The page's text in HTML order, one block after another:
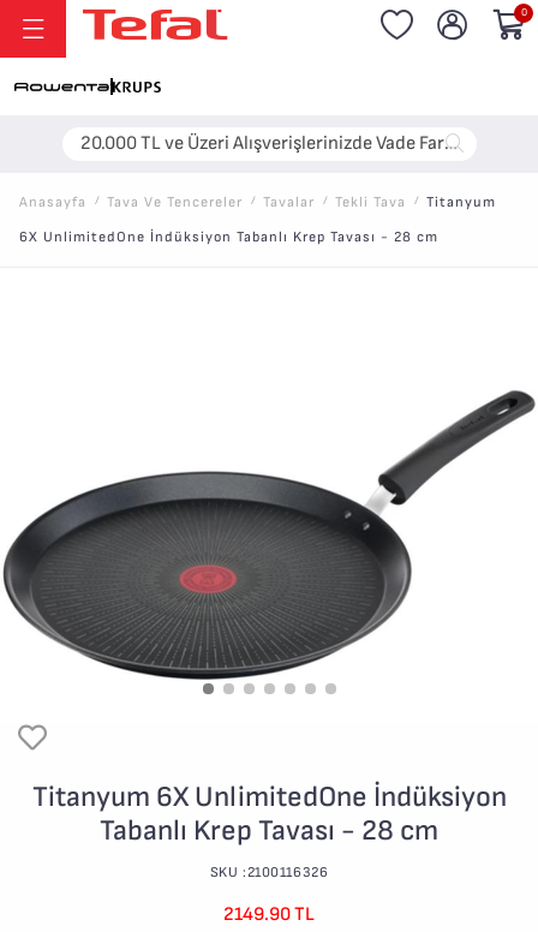
20.000 TL ve Üzeri Alışverişlerinizde Vade Farksız 6 Taksit!
0
Anasayfa / Tava Ve Tencereler / Tavalar / Tekli Tava / Titanyum
6X UnlimitedOne İndüksiyon Tabanlı Krep Tavası - 28 cm
Titanyum 6X UnlimitedOne İndüksiyon
Tabanlı Krep Tavası - 28 cm
SKU :2100116326
2149.90 TL